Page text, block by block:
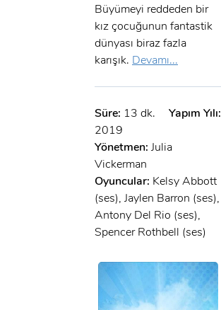
Büyümeyi reddeden bir
kız çocuğunun fantastik
dünyası biraz fazla
karışık. Devamı...
Süre: 13 dk.
Yapım Yılı:
2019
Yönetmen: Julia
Vickerman
Oyuncular: Kelsy Abbott
(ses), Jaylen Barron (ses),
Antony Del Rio (ses),
Spencer Rothbell (ses)